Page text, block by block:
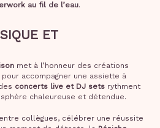
au fil de l’eau.
ET
met à l’honneur des créations
accompagner une assiette à
concerts live et DJ setsrythment
chaleureuse et détendue.
collègues, célébrer une réussite